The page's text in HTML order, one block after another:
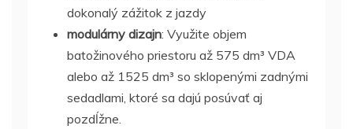
dokonalý zážitok z jazdy
modulárny dizajn: Využite objem
batožinového priestoru až 575 dm³ VDA
alebo až 1525 dm³ so sklopenými zadnými
sedadlami, ktoré sa dajú posúvať aj
pozdĺžne.